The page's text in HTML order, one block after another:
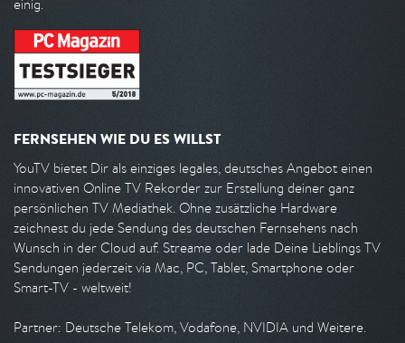
einig.
FERNSEHEN WIE DU ES WILLST
YouTV bietet Dir als einziges legales, deutsches Angebot einen
innovativen Online TV Rekorder zur Erstellung deiner ganz
persönlichen TV Mediathek. Ohne zusätzliche Hardware
zeichnest du jede Sendung des deutschen Fernsehens nach
Wunsch in der Cloud auf. Streame oder lade Deine Lieblings TV
Sendungen jederzeit via Mac, PC, Tablet, Smartphone oder
Smart-TV - weltweit!
Partner: Deutsche Telekom, Vodafone, NVIDIA und Weitere.